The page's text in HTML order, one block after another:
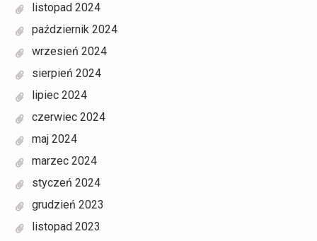
listopad 2024
październik 2024
wrzesień 2024
sierpień 2024
lipiec 2024
czerwiec 2024
maj 2024
marzec 2024
styczeń 2024
grudzień 2023
listopad 2023